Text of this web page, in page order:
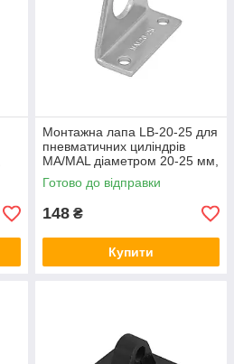
Монтажна лапа LB-20-25 для
пневматичних циліндрів
МА/MAL діаметром 20-25 мм,
кутове кріплення
Готово до відправки
148 ₴
Купити